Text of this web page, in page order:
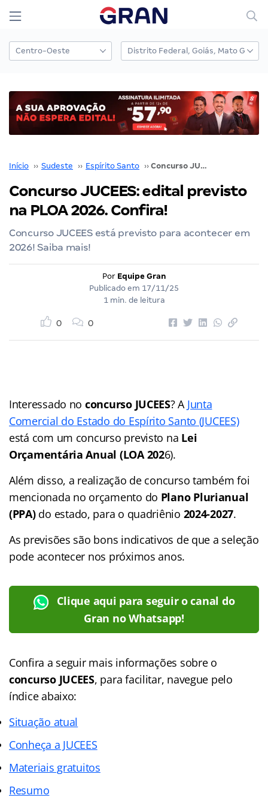
Início ›› Sudeste ›› Espírito Santo ›› Concurso JUCEES: edital previsto na PLOA 2026. Confira!
Concurso JUCEES: edital previsto
na PLOA 2026. Confira!
Concurso JUCEES está previsto para acontecer em
2026! Saiba mais!
Por Equipe Gran
Publicado em 17/11/25
1 min. de leitura
0 0
Interessado no concurso JUCEES? A Junta
Comercial do Estado do Espírito Santo (JUCEES)
está com um concurso previsto na Lei
Orçamentária Anual (LOA 2026).
Além disso, a realização de concurso também foi
mencionada no orçamento do Plano Plurianual
(PPA) do estado, para o quadriênio 2024-2027.
As previsões são bons indicativos de que a seleção
pode acontecer nos próximos anos.
Clique aqui para seguir o canal do
Gran no Whatsapp!
Confira a seguir mais informações sobre o
concurso JUCEES, para facilitar, navegue pelo
índice abaixo:
Situação atual
Conheça a JUCEES
Materiais gratuitos
Resumo